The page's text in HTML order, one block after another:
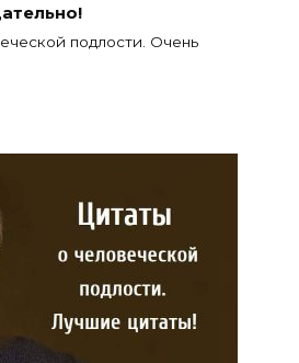
подлости. Очень